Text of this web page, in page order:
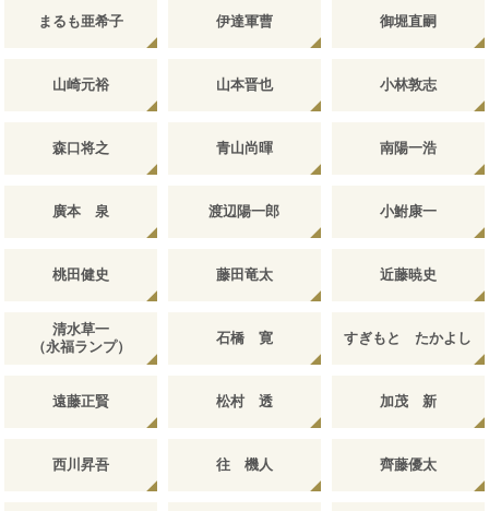
まるも亜希子 伊達軍曹 御堀直嗣
山崎元裕 山本晋也 小林敦志
森口将之 青山尚暉 南陽一浩
廣本 泉 渡辺陽一郎 小鮒康一
桃田健史 藤田竜太 近藤暁史
清水草一
（永福ランプ）
石橋 寛 すぎもと たかよし
遠藤正賢 松村 透 加茂 新
西川昇吾 往 機人 齊藤優太